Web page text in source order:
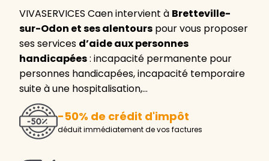
VIVASERVICES Caen intervient à Bretteville-
sur-Odon et ses alentours pour vous proposer
ses services d’aide aux personnes
handicapées: incapacité permanente pour
personnes handicapées, incapacité temporaire
suite à une hospitalisation,…
-50% de crédit d'impôt
déduit immédiatement de vos factures